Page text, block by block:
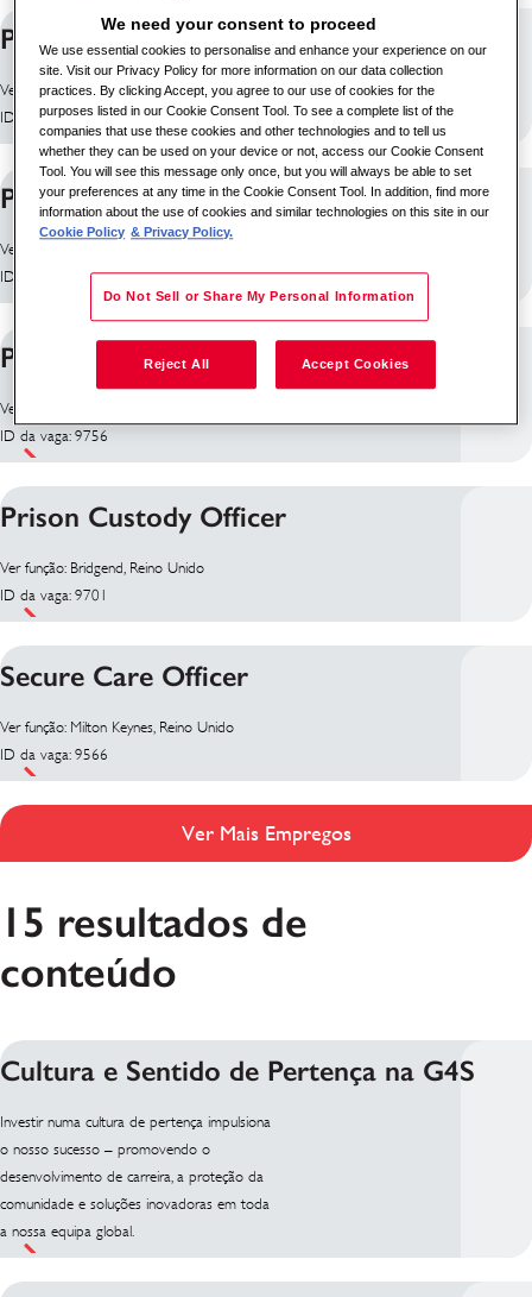
Prison Custody Officer
Ver função: Rugby, Reino Unido
ID da vaga: 10199
Prison Custody Officer
Ver função: Wellingborough, Reino Unido
ID da vaga: 10090
Prison Custody Officer
Ver função: Wolverhampton, Reino Unido
ID da vaga: 9756
Prison Custody Officer
Ver função: Bridgend, Reino Unido
ID da vaga: 9701
Secure Care Officer
Ver função: Milton Keynes, Reino Unido
ID da vaga: 9566
Ver Mais Empregos
15 resultados de
conteúdo
Cultura e Sentido de Pertença na G4S
Investir numa cultura de pertença impulsiona
o nosso sucesso – promovendo o
desenvolvimento de carreira, a proteção da
comunidade e soluções inovadoras em toda
a nossa equipa global.
We need your consent to proceed
We use essential cookies to personalise and enhance your experience on our
site. Visit our Privacy Policy for more information on our data collection
practices. By clicking Accept, you agree to our use of cookies for the
purposes listed in our Cookie Consent Tool. To see a complete list of the
companies that use these cookies and other technologies and to tell us
whether they can be used on your device or not, access our Cookie Consent
Tool. You will see this message only once, but you will always be able to set
your preferences at any time in the Cookie Consent Tool. In addition, find more
information about the use of cookies and similar technologies on this site in our
Cookie Policy & Privacy Policy.
Do Not Sell or Share My Personal Information
Reject All Accept Cookies